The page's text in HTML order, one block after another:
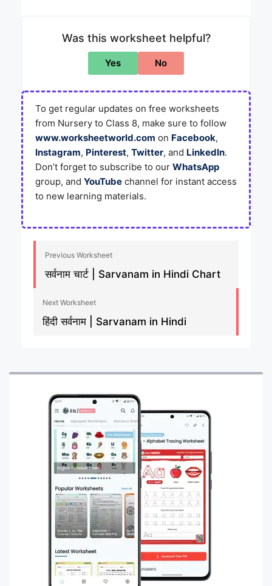
Was this worksheet helpful?
Yes No
To get regular updates on free worksheets
from Nursery to Class 8, make sure to follow
www.worksheetworld.com on Facebook,
Instagram, Pinterest, Twitter, and LinkedIn.
Don’t forget to subscribe to our WhatsApp
group, and YouTube channel for instant access
to new learning materials.
Previous Worksheet
सर्वनाम चार्ट | Sarvanam in Hindi Chart
Next Worksheet
हिंदी सर्वनाम | Sarvanam in Hindi